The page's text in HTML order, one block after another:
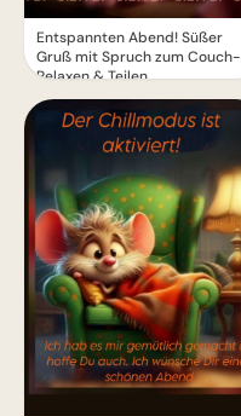
Entspannten Abend! Süßer
Gruß mit Spruch zum Couch-
Relaxen & Teilen